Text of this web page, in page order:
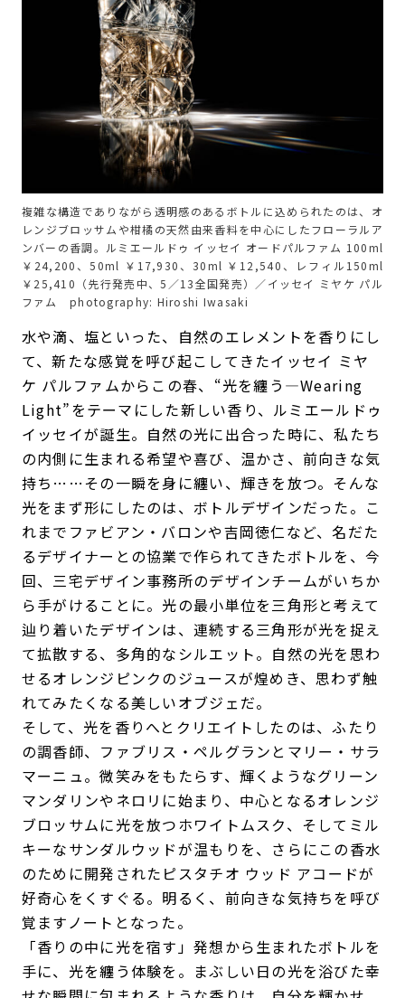
複雑な構造でありながら透明感のあるボトルに込められたのは、オ
レンジブロッサムや柑橘の天然由来香料を中心にしたフローラルア
ンバーの香調。ルミエールドゥ イッセイ オードパルファム 100ml
￥24,200、50ml ￥17,930、30ml ￥12,540、レフィル150ml
￥25,410（先行発売中、5／13全国発売）／イッセイ ミヤケ パル
ファム photography: Hiroshi Iwasaki
水や滴、塩といった、自然のエレメントを香りにし
て、新たな感覚を呼び起こしてきたイッセイ ミヤ
ケ パルファムからこの春、“光を纏う―Wearing
Light”をテーマにした新しい香り、ルミエールドゥ
イッセイが誕生。自然の光に出合った時に、私たち
の内側に生まれる希望や喜び、温かさ、前向きな気
持ち……その一瞬を身に纏い、輝きを放つ。そんな
光をまず形にしたのは、ボトルデザインだった。こ
れまでファビアン・バロンや吉岡徳仁など、名だた
るデザイナーとの協業で作られてきたボトルを、今
回、三宅デザイン事務所のデザインチームがいちか
ら手がけることに。光の最小単位を三角形と考えて
辿り着いたデザインは、連続する三角形が光を捉え
て拡散する、多角的なシルエット。自然の光を思わ
せるオレンジピンクのジュースが煌めき、思わず触
れてみたくなる美しいオブジェだ。
そして、光を香りへとクリエイトしたのは、ふたり
の調香師、ファブリス・ペルグランとマリー・サラ
マーニュ。微笑みをもたらす、輝くようなグリーン
マンダリンやネロリに始まり、中心となるオレンジ
ブロッサムに光を放つホワイトムスク、そしてミル
キーなサンダルウッドが温もりを、さらにこの香水
のために開発されたピスタチオ ウッド アコードが
好奇心をくすぐる。明るく、前向きな気持ちを呼び
覚ますノートとなった。
「香りの中に光を宿す」発想から生まれたボトルを
手に、光を纏う体験を。まぶしい日の光を浴びた幸